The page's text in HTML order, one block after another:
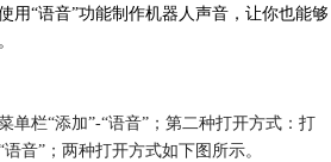
用“语音”功能制作机器人声音，让你也能够
单栏“添加”-“语音”；第二种打开方式：打
音”；两种打开方式如下图所示。